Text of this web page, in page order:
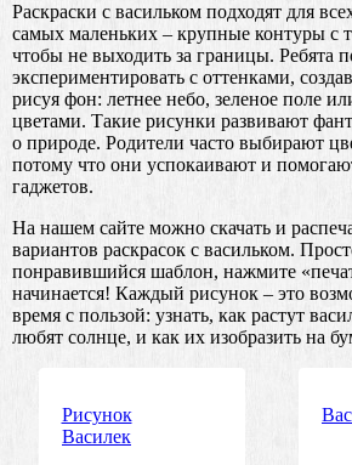
Раскраски с васильком подходят для
самых маленьких – крупные контуры с
чтобы не выходить за границы. Ребята
экспериментировать с оттенками,
рисуя фон: летнее небо, зеленое поле
цветами. Такие рисунки развивают
о природе. Родители часто выбирают
потому что они успокаивают и
гаджетов.
На нашем сайте можно скачать и
вариантов раскрасок с васильком.
понравившийся шаблон, нажмите
начинается! Каждый рисунок – это
время с пользой: узнать, как растут
любят солнце, и как их изобразить на
Рисунок
Василек